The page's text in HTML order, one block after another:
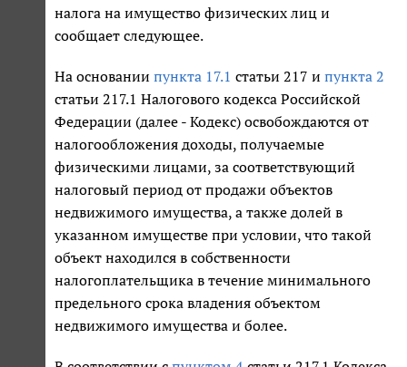
налога на имущество физических лиц и
сообщает следующее.
На основании пункта 17.1 статьи 217 и пункта 2
статьи 217.1 Налогового кодекса Российской
Федерации (далее - Кодекс) освобождаются от
налогообложения доходы, получаемые
физическими лицами, за соответствующий
налоговый период от продажи объектов
недвижимого имущества, а также долей в
указанном имуществе при условии, что такой
объект находился в собственности
налогоплательщика в течение минимального
предельного срока владения объектом
недвижимого имущества и более.